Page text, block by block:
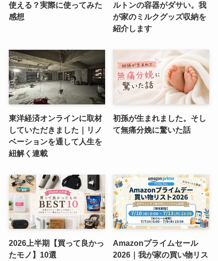
使える？実際に使ってみた
感想
ルトンの容器がダサい。我
が家のミルクグッズ収納を
紹介します
東洋経済オンラインに取材
していただきました｜リノ
ベーションを通して人生を
紐解く連載
初孫が生まれました。そし
て無痛分娩に驚いた話
2026上半期【買って良かっ
たモノ】10選
Amazonプライムセール
2026｜我が家の買い物リス